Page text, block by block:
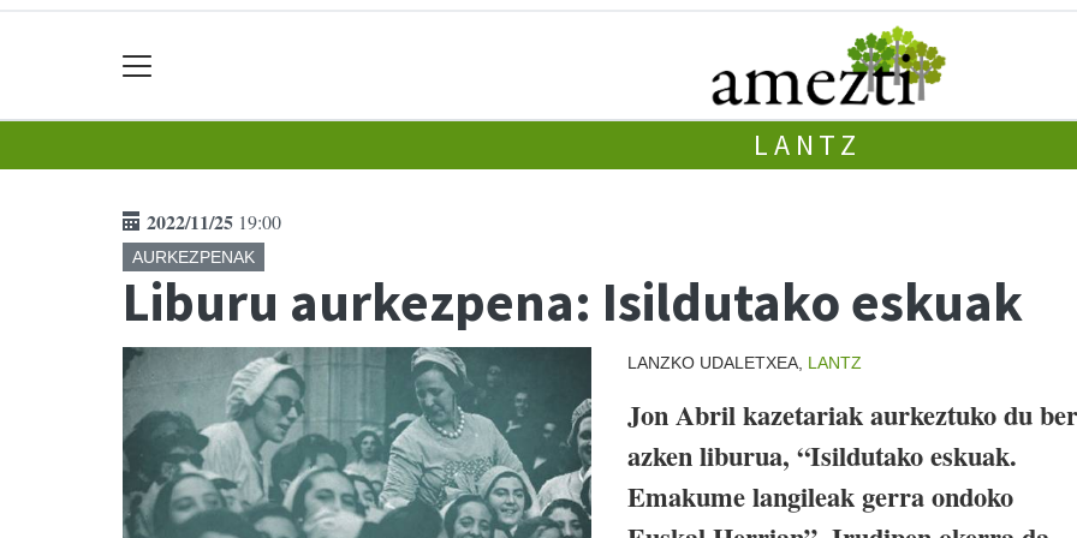
LANTZ
2022/11/25 19:00
AURKEZPENAK
Liburu aurkezpena: Isildutako eskuak
LANZKO UDALETXEA, LANTZ
Jon Abril kazetariak aurkeztuko du
azken liburua, “Isildutako eskuak.
Emakume langileak gerra ondoko